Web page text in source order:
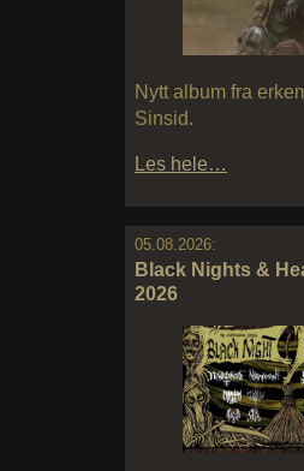
Nytt album fra
Sinsid.
Les hele…
05.08.2026:
Black Nights &
2026